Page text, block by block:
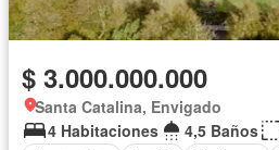
$ 3.000.000.000
Santa Catalina, Envigado
4 Habitaciones
4,5 Baños